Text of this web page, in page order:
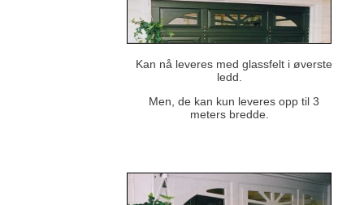
Kan nå leveres med glassfelt i øverste
ledd.
Men, de kan kun leveres opp til 3
meters bredde.